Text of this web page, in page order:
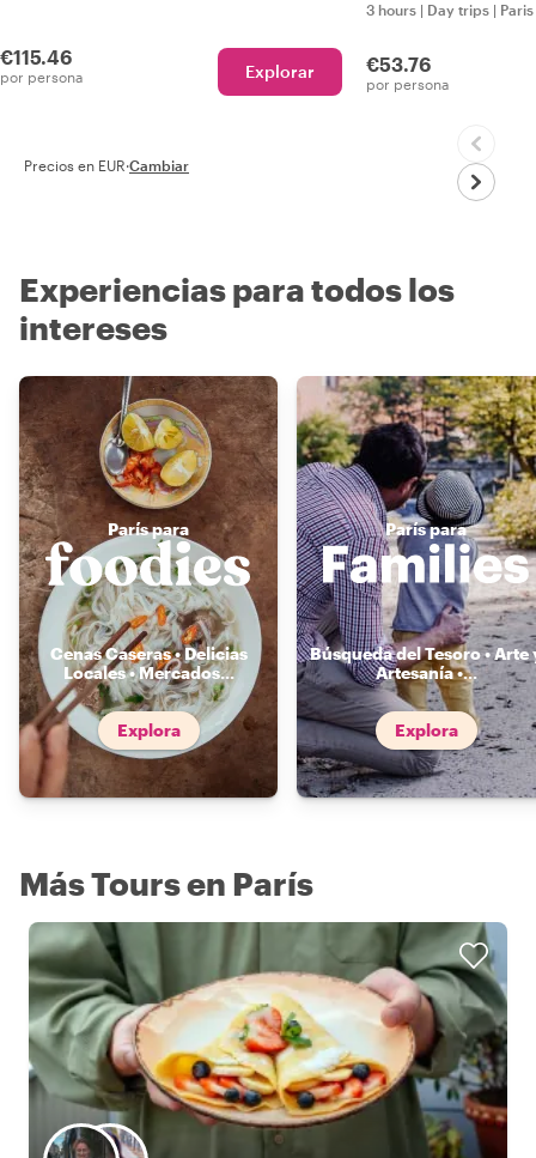
€115.46
por persona Explorar
3 hours | Day trips | Paris
€53.76
por persona
Precios en EUR·Cambiar
Experiencias para todos los
intereses
París para
Cenas Caseras • Delicias
Locales • Mercados...
Explora
París para
Búsqueda del Tesoro • Arte
Artesanía •...
Explora
Más Tours en París